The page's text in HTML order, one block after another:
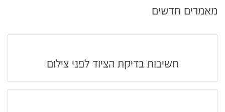
מאמרים חדשים
חשיבות בדיקת הציוד לפני צילום